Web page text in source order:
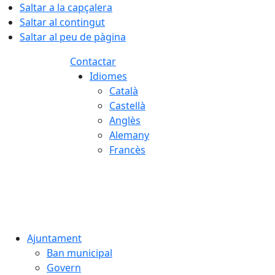
Saltar a la capçalera
Saltar al contingut
Saltar al peu de pàgina
Contactar
Idiomes
Català
Castellà
Anglès
Alemany
Francès
Ajuntament
Ban municipal
Govern